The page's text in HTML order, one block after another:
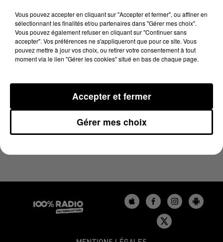
26 décembre 2023 - 2 min 22 sec
LES INFOS DU TARN DU 26/12/2023 À 09H58
Vous pouvez accepter en cliquant sur "Accepter et fermer", ou affiner en
sélectionnant les finalités et/ou partenaires dans "Gérer mes choix".
Vous pouvez également refuser en cliquant sur "Continuer sans
accepter". Vos préférences ne s'appliqueront que pour ce site. Vous
pouvez mettre à jour vos choix, ou retirer votre consentement à tout
moment via le lien "Gérer les cookies" situé en bas de chaque page.
Gérer mes choix
Accepter et fermer